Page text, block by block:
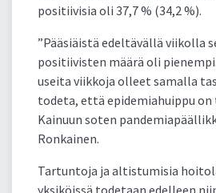
positiivisia oli 37,7 % (34,2 %).
”Pääsiäistä edeltävällä viikolla
positiivisten määrä oli
useita viikkoja olleet samalla
todeta, että epidemiahuippu
Kainuun soten
Ronkainen.
Tartuntoja ja altistumisia
yksiköissä todetaan edelleen